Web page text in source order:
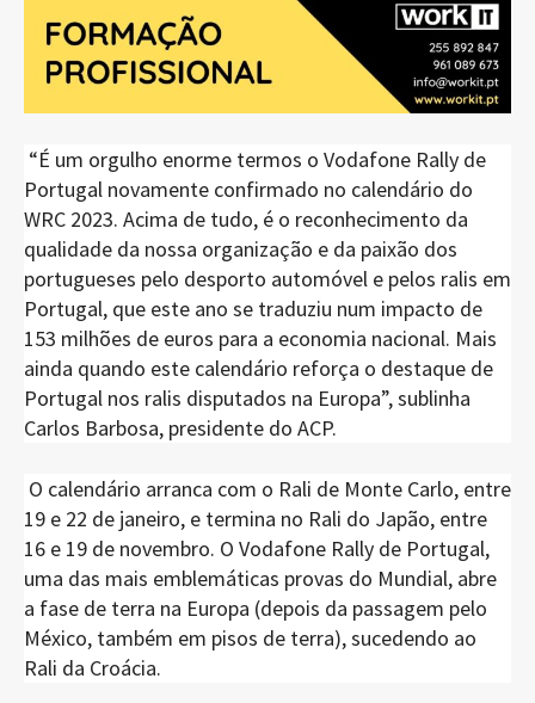
“É um orgulho enorme termos o Vodafone Rally de
Portugal novamente confirmado no calendário do
WRC 2023. Acima de tudo, é o reconhecimento da
qualidade da nossa organização e da paixão dos
portugueses pelo desporto automóvel e pelos ralis em
Portugal, que este ano se traduziu num impacto de
153 milhões de euros para a economia nacional. Mais
ainda quando este calendário reforça o destaque de
Portugal nos ralis disputados na Europa”, sublinha
Carlos Barbosa, presidente do ACP.
O calendário arranca com o Rali de Monte Carlo, entre
19 e 22 de janeiro, e termina no Rali do Japão, entre
16 e 19 de novembro. O Vodafone Rally de Portugal,
uma das mais emblemáticas provas do Mundial, abre
a fase de terra na Europa (depois da passagem pelo
México, também em pisos de terra), sucedendo ao
Rali da Croácia.